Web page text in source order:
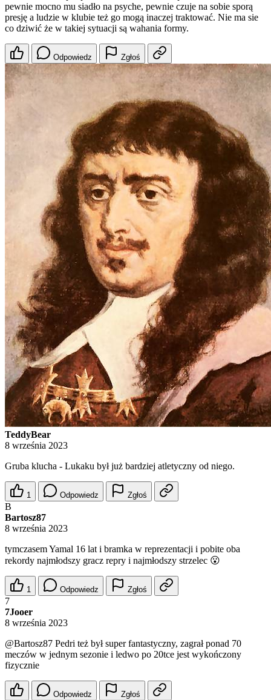
pewnie mocno mu siadło na psyche, pewnie czuje na sobie sporą
presję a ludzie w klubie też go mogą inaczej traktować. Nie ma sie
co dziwić że w takiej sytuacji są wahania formy.
Odpowiedz Zgłoś
TeddyBear
8 września 2023
Gruba klucha - Lukaku był już bardziej atletyczny od niego.
1 Odpowiedz Zgłoś
B
Bartosz87
8 września 2023
tymczasem Yamal 16 lat i bramka w reprezentacji i pobite oba
rekordy najmłodszy gracz repry i najmłodszy strzelec 😮
1 Odpowiedz Zgłoś
7
7Jooer
8 września 2023
@Bartosz87 Pedri też był super fantastyczny, zagrał ponad 70
meczów w jednym sezonie i ledwo po 20tce jest wykończony
fizycznie
Odpowiedz Zgłoś